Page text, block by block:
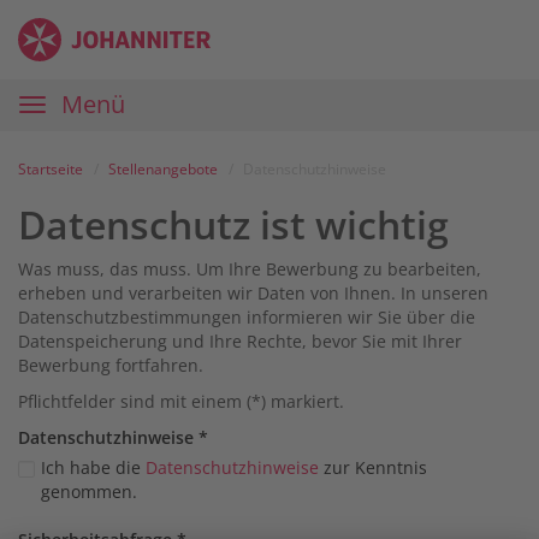
Zum
Inhalt
Anmelden
Zur
Navigation
Zur
Startseite
Karriereportal
Johanniter
Hauptnavigation
Menü
Startseite Stellenangebote
Datenschutz ist wichtig
Was muss, das muss. Um Ihre Bewerbung zu bearbeiten,
erheben und verarbeiten wir Daten von Ihnen. In unseren
Datenschutzbestimmungen informieren wir Sie über die
Datenspeicherung und Ihre Rechte, bevor Sie mit Ihrer
Bewerbung fortfahren.
Pflichtfelder sind mit einem (*) markiert.
Datenschutz­hinweise *
Ich habe die Datenschutzhinweise zur Kenntnis
genommen.